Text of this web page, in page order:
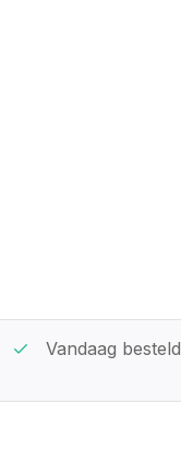
Vandaag besteld